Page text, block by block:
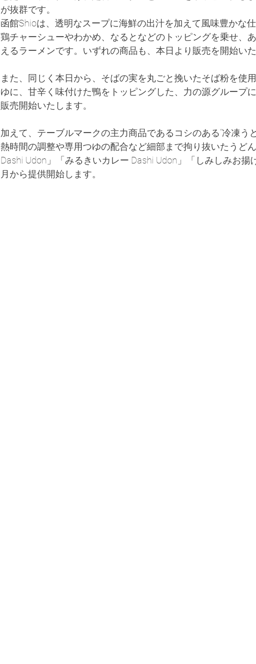
が抜群です。
函館Shioは、透明なスープに海鮮の出汁を加えて風味豊かな
鶏チャーシューやわかめ、なるとなどのトッピングを乗せ、
えるラーメンです。いずれの商品も、本日より販売を開始いた
また、同じく本日から、そばの実を丸ごと挽いたそば粉を使
ゆに、甘辛く味付けた鴨をトッピングした、力の源グループ
販売開始いたします。
加えて、テーブルマークの主力商品であるコシのある”冷凍う
熱時間の調整や専用つゆの配合など細部まで拘り抜いたうど
Dashi Udon」「みるきいカレー Dashi Udon」「しみしみお揚
月から提供開始します。